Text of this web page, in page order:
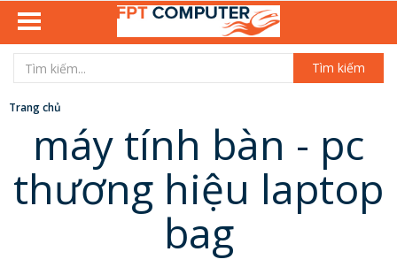
Tìm kiếm
Trang chủ
máy tính bàn - pc
thương hiệu laptop
bag